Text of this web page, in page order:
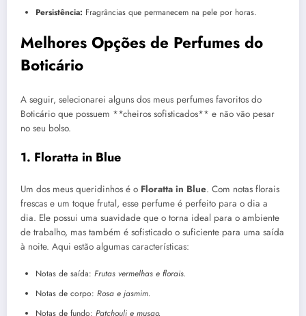
Persistência: Fragrâncias que permanecem na pele por horas.
Melhores Opções de Perfumes do
Boticário
A seguir, selecionarei alguns dos meus perfumes favoritos do
Boticário que possuem **cheiros sofisticados** e não vão pesar
no seu bolso.
1. Floratta in Blue
Um dos meus queridinhos é o Floratta in Blue. Com notas florais
frescas e um toque frutal, esse perfume é perfeito para o dia a
dia. Ele possui uma suavidade que o torna ideal para o ambiente
de trabalho, mas também é sofisticado o suficiente para uma saída
à noite. Aqui estão algumas características:
Notas de saída: Frutas vermelhas e florais.
Notas de corpo: Rosa e jasmim.
Notas de fundo: Patchouli e musgo.